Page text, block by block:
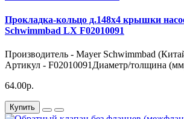
Прокладка-кольцо д.148х4 крышки
Schwimmbad LX F02010091
Производитель - Mayer Schwimmbad
Артикул - F02010091Диаметр/толщина
64.00р.
Купить